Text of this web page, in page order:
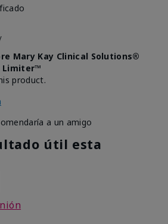
Mary Kay Clinical Solutions®
Limiter™
product.
a un amigo
útil esta